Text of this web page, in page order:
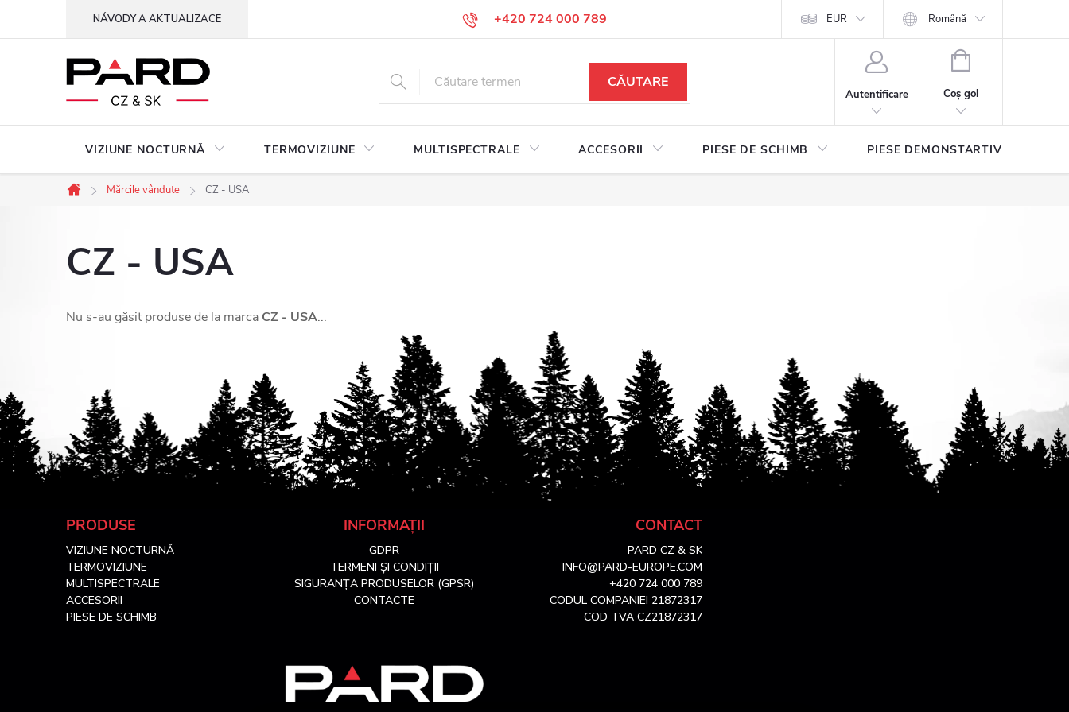
+420 724 000 789
NÁVODY A AKTUALIZACE EUR Română
CĂUTARE
Autentificare
COŞ
CUMPĂRĂTURI
Coş gol
VIZIUNE NOCTURNǍ TERMOVIZIUNE MULTISPECTRALE ACCESORII PIESE DE SCHIMB PIESE DEMONSTARTIVE
Acasă
Mărcile vândute CZ - USA
CZ - USA
Nu s-au găsit produse de la marca CZ - USA...
PRODUSE
VIZIUNE NOCTURNĂ
TERMOVIZIUNE
MULTISPECTRALE
ACCESORII
PIESE DE SCHIMB
INFORMAȚII
GDPR
TERMENI ȘI CONDIȚII
SIGURANȚA PRODUSELOR (GPSR)
CONTACTE
CONTACT
PARD CZ & SK
INFO@PARD-EUROPE.COM
+420 724 000 789
CODUL COMPANIEI 21872317
COD TVA CZ21872317